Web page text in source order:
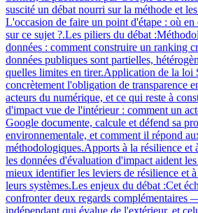
suscité un débat nourri sur la méthode et
L'occasion de faire un point d'étape : où
sur ce sujet ?.Les piliers du débat
données : comment construire un ranking
données publiques sont partielles,
quelles limites en tirer.Application de la loi
concrètement l'obligation de transparence
acteurs du numérique, et ce qui reste à
d'impact vue de l'intérieur : comment un
Google documente, calcule et défend sa
environnementale, et comment il répond
méthodologiques.Apports à la résilience et
les données d'évaluation d'impact aident
mieux identifier les leviers de résilience et
leurs systèmes.Les enjeux du débat :Cet
confronter deux regards complémentaires
indépendant qui évalue de l'extérieur, et